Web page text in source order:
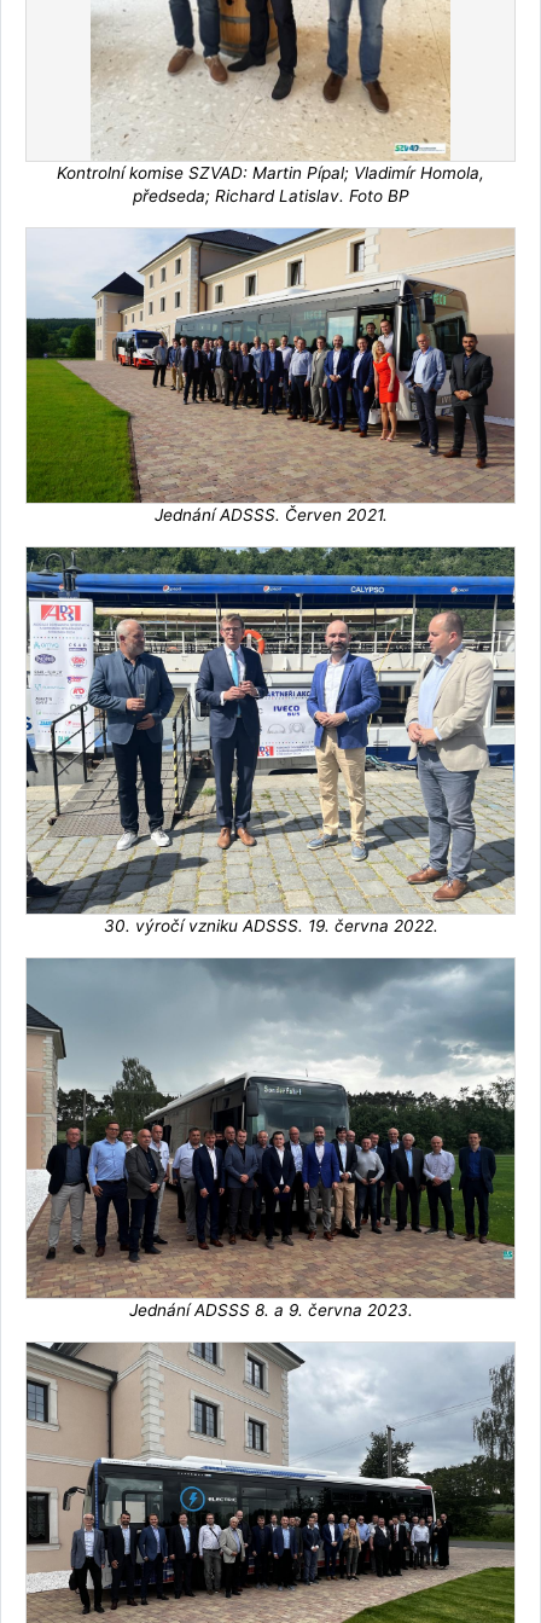
Kontrolní komise SZVAD: Martin Pípal; Vladimír Homola,
předseda; Richard Latislav. Foto BP
Jednání ADSSS. Červen 2021.
30. výročí vzniku ADSSS. 19. června 2022.
Jednání ADSSS 8. a 9. června 2023.